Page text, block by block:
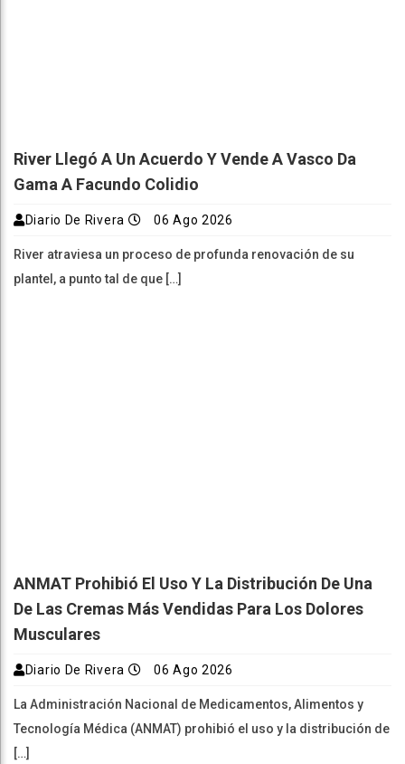
River Llegó A Un Acuerdo Y Vende A Vasco Da
Gama A Facundo Colidio
Diario De Rivera 06 Ago 2026
River atraviesa un proceso de profunda renovación de su
plantel, a punto tal de que […]
ANMAT Prohibió El Uso Y La Distribución De Una
De Las Cremas Más Vendidas Para Los Dolores
Musculares
Diario De Rivera 06 Ago 2026
La Administración Nacional de Medicamentos, Alimentos y
Tecnología Médica (ANMAT) prohibió el uso y la distribución de
[…]